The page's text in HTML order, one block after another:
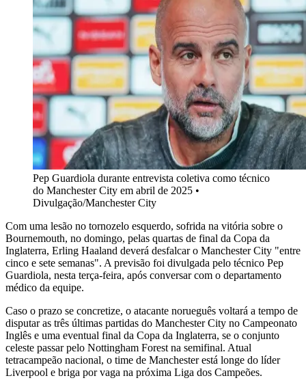
Pep Guardiola durante entrevista coletiva como técnico
do Manchester City em abril de 2025 •
Divulgação/Manchester City
Com uma lesão no tornozelo esquerdo, sofrida na vitória sobre o
Bournemouth, no domingo, pelas quartas de final da Copa da
Inglaterra, Erling Haaland deverá desfalcar o Manchester City "entre
cinco e sete semanas". A previsão foi divulgada pelo técnico Pep
Guardiola, nesta terça-feira, após conversar com o departamento
médico da equipe.
Caso o prazo se concretize, o atacante norueguês voltará a tempo de
disputar as três últimas partidas do Manchester City no Campeonato
Inglês e uma eventual final da Copa da Inglaterra, se o conjunto
celeste passar pelo Nottingham Forest na semifinal. Atual
tetracampeão nacional, o time de Manchester está longe do líder
Liverpool e briga por vaga na próxima Liga dos Campeões.